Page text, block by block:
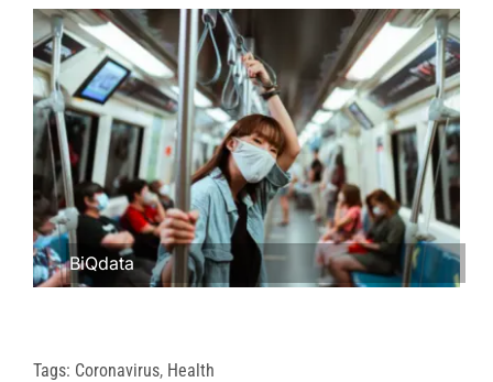
BiQdata
Tags: Coronavirus, Health